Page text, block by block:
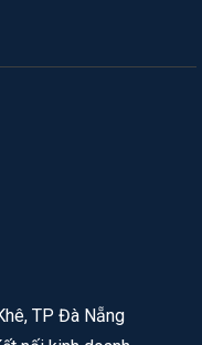
TP Đà Nẵng